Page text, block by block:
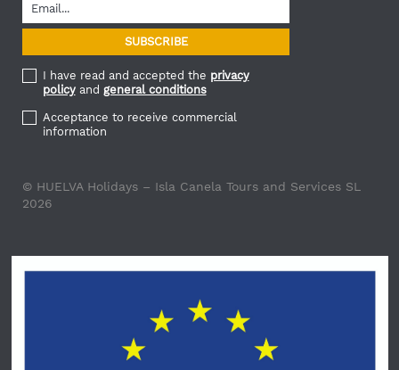
I have read and accepted the privacy
policyand general conditions
Acceptance to receive commercial
information
© HUELVA Holidays – Isla Canela Tours and Services SL
2026